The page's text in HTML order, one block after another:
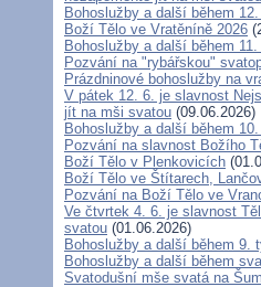
Bohoslužby a další během
Boží Tělo ve Vratěníně 2026
Bohoslužby a další během
Pozvání na "rybářskou"
Prázdninové bohoslužby na
V pátek 12. 6. je slavnost
jít na mši svatou (09.06.2026)
Bohoslužby a další během
Pozvání na slavnost Božího
Boží Tělo v Plenkovicích
Boží Tělo ve Štítarech,
Pozvání na Boží Tělo ve
Ve čtvrtek 4. 6. je slavnost
svatou (01.06.2026)
Bohoslužby a další během 9.
Bohoslužby a další během
Svatodušní mše svatá na